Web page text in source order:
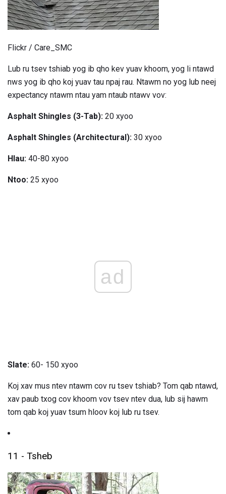
Flickr / Care_SMC
Lub ru tsev tshiab yog ib qho kev yuav khoom, yog li ntawd
nws yog ib qho koj yuav tau npaj rau. Ntawm no yog lub neej
expectancy ntawm ntau yam ntaub ntawv vov:
Asphalt Shingles (3-Tab): 20 xyoo
Asphalt Shingles (Architectural): 30 xyoo
Hlau: 40-80 xyoo
Ntoo: 25 xyoo
ad
Slate: 60- 150 xyoo
Koj xav mus ntev ntawm cov ru tsev tshiab? Tom qab ntawd,
xav paub txog cov khoom vov tsev ntev dua, lub sij hawm
tom qab koj yuav tsum hloov koj lub ru tsev.
11 - Tsheb